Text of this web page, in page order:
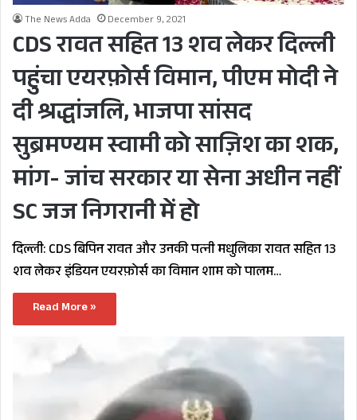
The News Adda December 9, 2021
CDS रावत सहित 13 शव लेकर दिल्ली
पहुंचा एयरफ़ोर्स विमान, पीएम मोदी ने
दी श्रद्धांजलि, भाजपा सांसद
सुब्रमण्यम स्वामी को साज़िश का शक,
मांग- जांच सरकार या सेना अधीन नहीं
SC जज निगरानी में हो
दिल्ली: CDS बिपिन रावत और उनकी पत्नी मधुलिका रावत सहित 13
शव लेकर इंडियन एयरफ़ोर्स का विमान शाम को पालम…
Read More »